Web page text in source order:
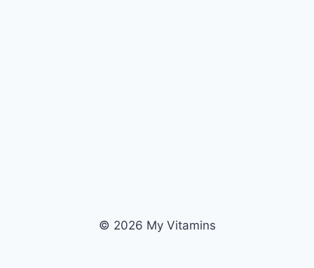
© 2026 My Vitamins